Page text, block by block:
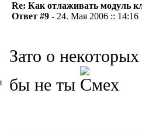
Re: Как отлаживать модуль
Ответ #9 - 24. Мая 2006 :: 14:16
Зато о
бы не ты